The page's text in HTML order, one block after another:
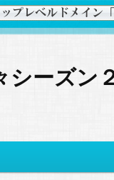
シーズン